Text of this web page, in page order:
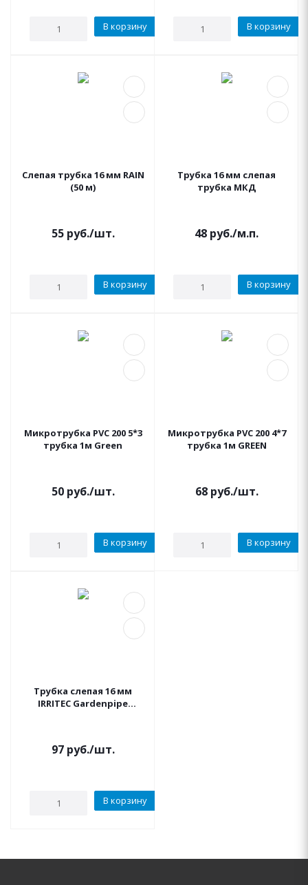
В корзину В корзину
Слепая трубка 16 мм RAIN
(50 м)
55руб./шт.
В корзину
Трубка 16 мм слепая
трубка МКД
48 руб./м.п.
В корзину
Микротрубка PVC 200 5*3
трубка 1м Green
50руб./шт.
В корзину
Микротрубка PVC 200 4*7
трубка 1м GREEN
68руб./шт.
В корзину
Трубка слепая 16 мм
IRRITEC Gardenpipe
97руб./шт.
В корзину